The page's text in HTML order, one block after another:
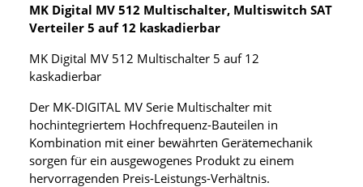
MK Digital MV 512 Multischalter, Multiswitch SAT
Verteiler 5 auf 12 kaskadierbar
MK Digital MV 512 Multischalter 5 auf 12
kaskadierbar
Der MK-DIGITAL MV Serie Multischalter mit
hochintegriertem Hochfrequenz-Bauteilen in
Kombination mit einer bewährten Gerätemechanik
sorgen für ein ausgewogenes Produkt zu einem
hervorragenden Preis-Leistungs-Verhältnis.